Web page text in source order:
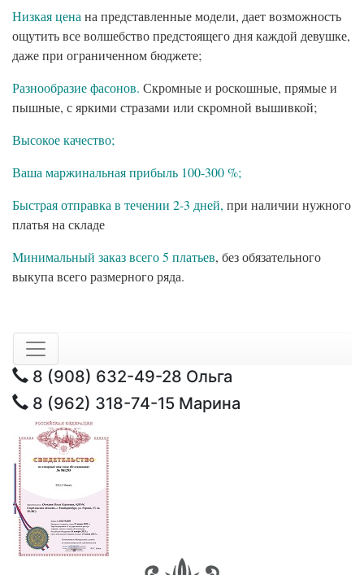
Низкая цена на представленные модели, дает возможность
ощутить все волшебство предстоящего дня каждой девушке,
даже при ограниченном бюджете;
Разнообразие фасонов. Скромные и роскошные, прямые и
пышные, с яркими стразами или скромной вышивкой;
Высокое качество;
Ваша маржинальная прибыль 100-300 %;
Быстрая отправка в течении 2-3 дней, при наличии нужного
платья на складе
Минимальный заказ всего 5 платьев, без обязательного
выкупа всего размерного ряда.
8 (908) 632-49-28 Ольга
8 (962) 318-74-15 Марина